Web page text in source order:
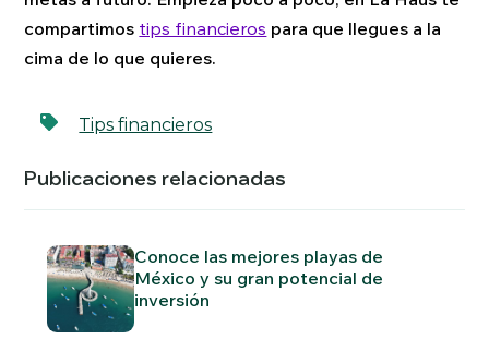
compartimos tips financieros para que llegues a la
cima de lo que quieres.
Tips financieros
Publicaciones relacionadas
Conoce las mejores playas de
México y su gran potencial de
inversión